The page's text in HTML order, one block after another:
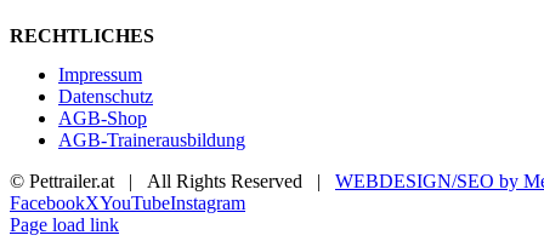
RECHTLICHES
Impressum
Datenschutz
AGB-Shop
AGB-Trainerausbildung
© Pettrailer.at | All Rights Reserved | WEBDESIGN/SEO by
FacebookXYouTubeInstagram
Page load link